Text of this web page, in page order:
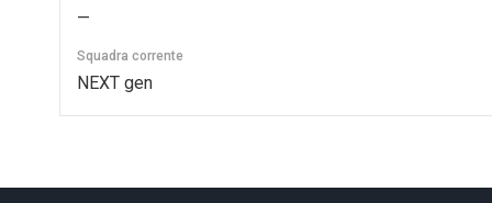
—
Squadra corrente
NEXT gen